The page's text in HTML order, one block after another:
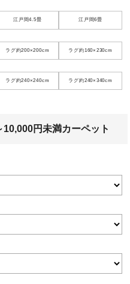
江戸間4.5畳 江戸間6畳
ラグ約200×200cm ラグ約160×230cm
ラグ約240×240cm ラグ約240×340cm
円未満カーペット